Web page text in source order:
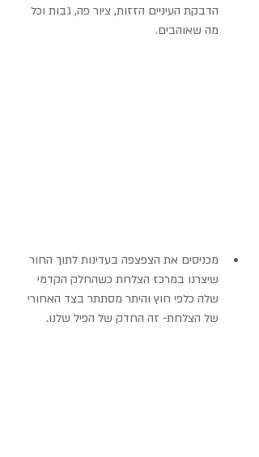
הדבקת העיניים הזזות, ציור פה, גבות וכל
מה שאוהבים.
מכניסים את הצפצפה בעדינות לתוך החור
שיצרנו במרכז הצלחת כשהחלק הקדמי
שלה כלפי חוץ והיתר מסתתר בצד האחורי
של הצלחת- זה החדק של הפיל שלנו.